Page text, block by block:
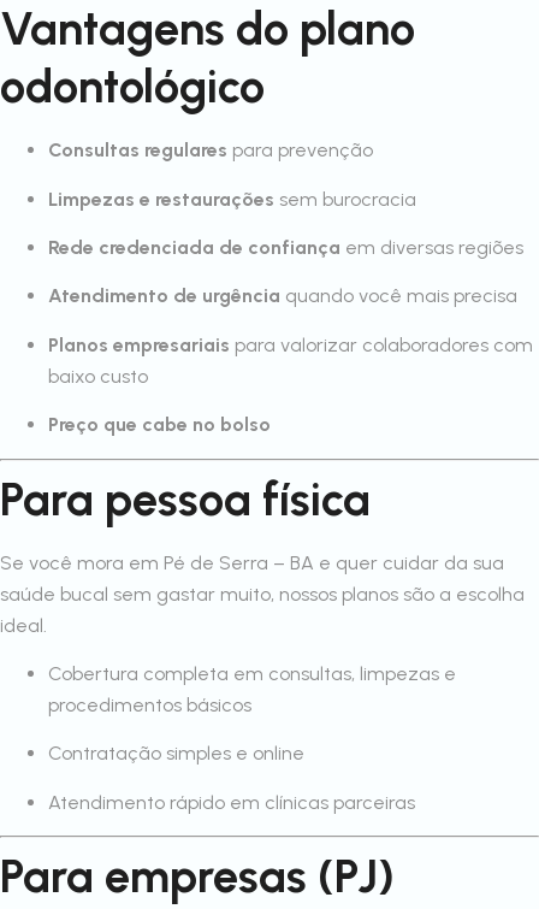
Vantagens do plano
odontológico
Consultas regulares para prevenção
Limpezas e restaurações sem burocracia
Rede credenciada de confiança em diversas regiões
Atendimento de urgência quando você mais precisa
Planos empresariais para valorizar colaboradores com
baixo custo
Preço que cabe no bolso
Para pessoa física
Se você mora em Pé de Serra – BA e quer cuidar da sua
saúde bucal sem gastar muito, nossos planos são a escolha
ideal.
Cobertura completa em consultas, limpezas e
procedimentos básicos
Contratação simples e online
Atendimento rápido em clínicas parceiras
Para empresas (PJ)